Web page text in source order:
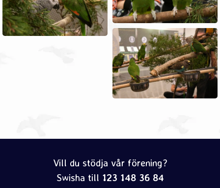
Vill du stödja vår förening?
Swisha till 123 148 36 84